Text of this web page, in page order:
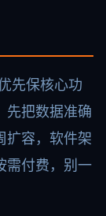
先保核心功
先把数据准确
扩容，软件架
需付费，别一